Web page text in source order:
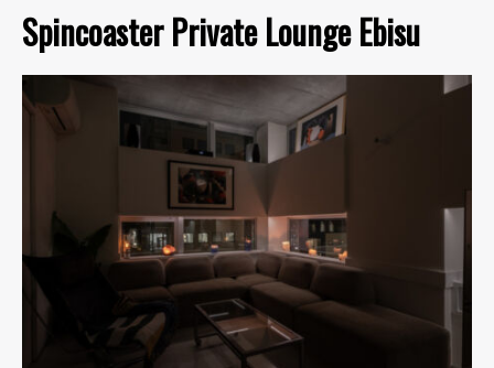
Spincoaster Private Lounge Ebisu